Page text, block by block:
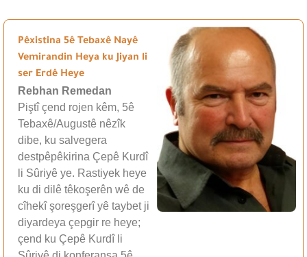
Pêxistina 5ê Tebaxê Nayê
Vemirandin Heya ku Jiyan li
ser Erdê Heye
Rebhan Remedan
Piştî çend rojen kêm, 5ê
Tebaxê/Augustê nêzîk
dibe, ku salvegera
destpêpêkirina Çepê Kurdî
li Sûriyê ye. Rastiyek heye
ku di dilê têkoşerên wê de
cîhekî şoreşgerî yê taybet ji
diyardeya çepgir re heye;
çend ku Çepê Kurdî li